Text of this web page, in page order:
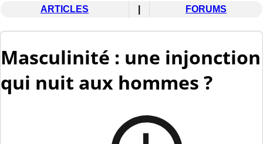
ARTICLES FORUMS
Masculinité : une injonction
qui nuit aux hommes ?